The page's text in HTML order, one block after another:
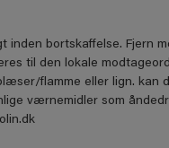
inden bortskaffelse. Fjern
til den lokale
flamme eller lign. kan
værnemidler som